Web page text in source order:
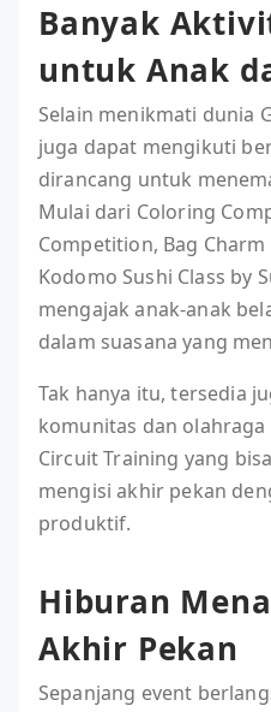
Banyak
untuk Anak
Selain menikmati dunia
juga dapat mengikuti
dirancang untuk
Mulai dari Coloring
Competition, Bag
Kodomo Sushi Class by
mengajak anak-anak
dalam suasana yang
Tak hanya itu, tersedia
komunitas dan
Circuit Training yang
mengisi akhir pekan
produktif.
Hiburan
Akhir Pekan
Sepanjang event